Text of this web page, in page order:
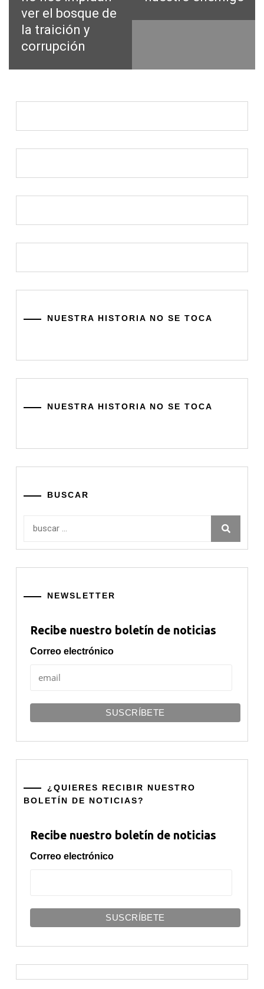
entradas
ver el bosque de
la traición y
corrupción
NUESTRA HISTORIA NO SE TOCA
NUESTRA HISTORIA NO SE TOCA
BUSCAR
NEWSLETTER
Recibe nuestro boletín de noticias
Correo electrónico
¿QUIERES RECIBIR NUESTRO
BOLETÍN DE NOTICIAS?
Recibe nuestro boletín de noticias
Correo electrónico